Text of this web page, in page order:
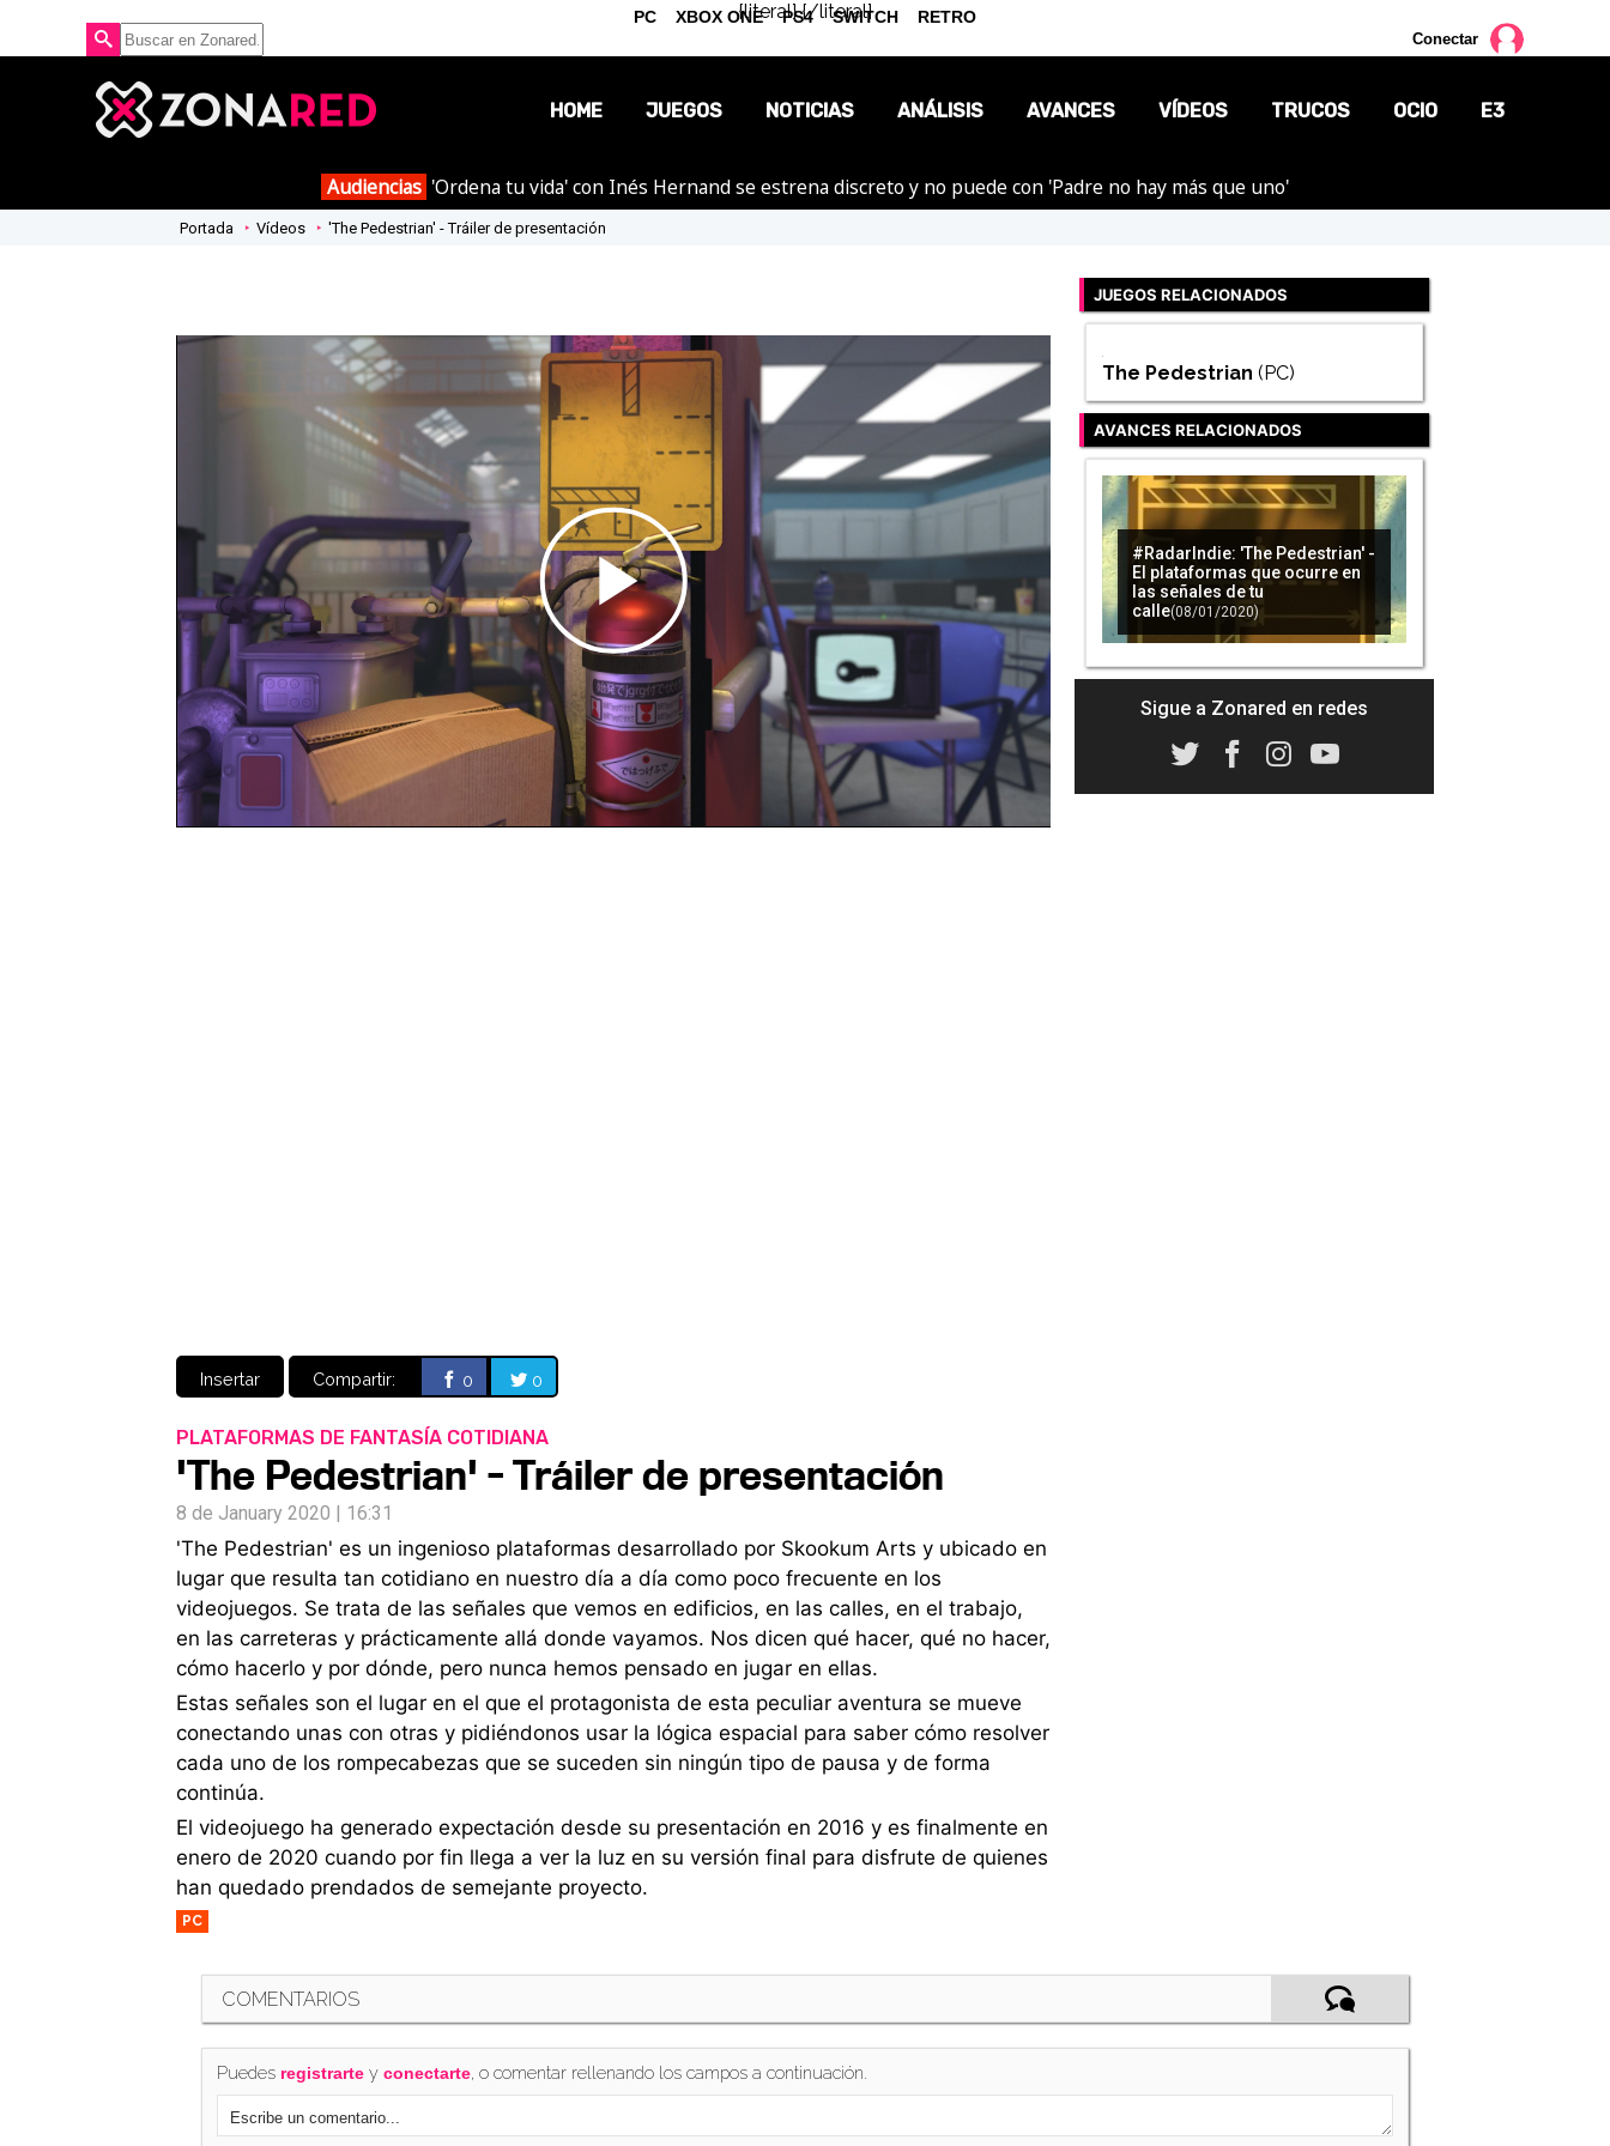
{literal}{/literal}
Conectar
HOME JUEGOS NOTICIAS
OPINIÓN
ANÁLISIS AVANCES VÍDEOS TRUCOS OCIO E3
Audiencias 'Ordena tu vida' con Inés Hernand se estrena discreto y no puede con 'Padre no hay más que uno'
Portada Vídeos 'The Pedestrian' - Tráiler de presentación
Play
Video
Insertar Compartir: 0 0
PLATAFORMAS DE FANTASÍA COTIDIANA
'The Pedestrian' - Tráiler de presentación
8 de January 2020 | 16:31
'The Pedestrian' es un ingenioso plataformas desarrollado por Skookum Arts y ubicado en
lugar que resulta tan cotidiano en nuestro día a día como poco frecuente en los
videojuegos. Se trata de las señales que vemos en edificios, en las calles, en el trabajo,
en las carreteras y prácticamente allá donde vayamos. Nos dicen qué hacer, qué no hacer,
cómo hacerlo y por dónde, pero nunca hemos pensado en jugar en ellas.
Estas señales son el lugar en el que el protagonista de esta peculiar aventura se mueve
conectando unas con otras y pidiéndonos usar la lógica espacial para saber cómo resolver
cada uno de los rompecabezas que se suceden sin ningún tipo de pausa y de forma
continúa.
El videojuego ha generado expectación desde su presentación en 2016 y es finalmente en
enero de 2020 cuando por fin llega a ver la luz en su versión final para disfrute de quienes
han quedado prendados de semejante proyecto.
PC
JUEGOS RELACIONADOS
The Pedestrian (PC)
AVANCES RELACIONADOS
#RadarIndie: 'The Pedestrian' -
El plataformas que ocurre en
las señales de tu
calle(08/01/2020)
Sigue a Zonared en redes
COMENTARIOS
Puedes registrartey conectarte, o comentar rellenando los campos a continuación.
PC XBOX ONE PS4 SWITCH RETRO